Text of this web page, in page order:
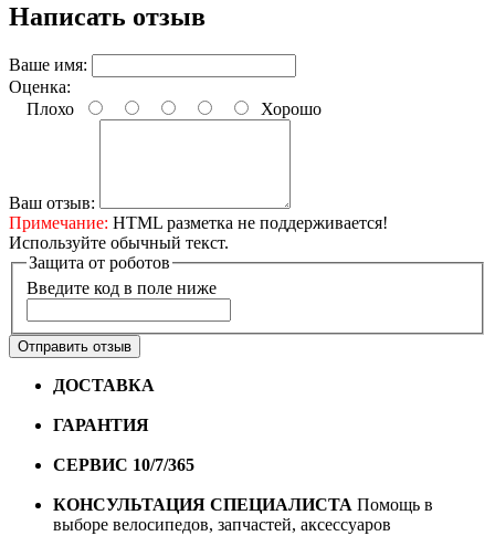
Написать отзыв
Ваше имя:
Оценка:
Плохо
Хорошо
Ваш отзыв:
Примечание: HTML разметка не поддерживается!
Используйте обычный текст.
Защита от роботов
Введите код в поле ниже
Отправить отзыв
ДОСТАВКА
ГАРАНТИЯ
СЕРВИС 10/7/365
КОНСУЛЬТАЦИЯ СПЕЦИАЛИСТА Помощь в
выборе велосипедов, запчастей, аксессуаров